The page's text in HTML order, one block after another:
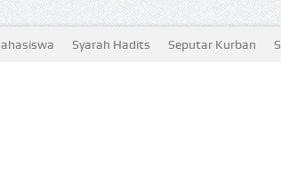
Syarah Hadits Seputar Kurban